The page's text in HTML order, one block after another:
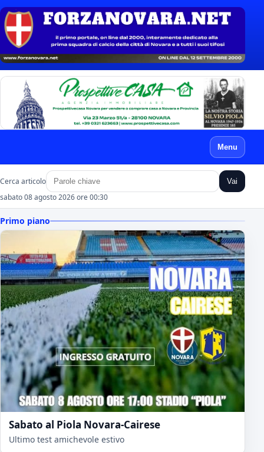
Menu
Cerca articolo Vai
sabato 08 agosto 2026 ore 00:30
Primo piano
Sabato al Piola Novara-Cairese
Ultimo test amichevole estivo